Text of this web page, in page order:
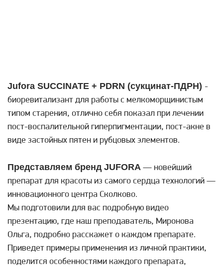
Jufora SUCCINATE + PDRN (сукцинат-ПДРН) -
биоревитализант для работы с мелкоморщинистым
типом старения, отлично себя показал при лечении
пост-воспалительной гиперпигментации, пост-акне в
виде застойных пятен и рубцовых элементов.
Представляем бренд JUFORA — новейший
препарат для красоты из самого сердца технологий —
инновационного центра Сколково.
Мы подготовили для вас подробную видео
презентацию, где наш преподаватель, Миронова
Ольга, подробно расскажет о каждом препарате.
Приведет примеры применения из личной практики,
поделится особенностями каждого препарата,